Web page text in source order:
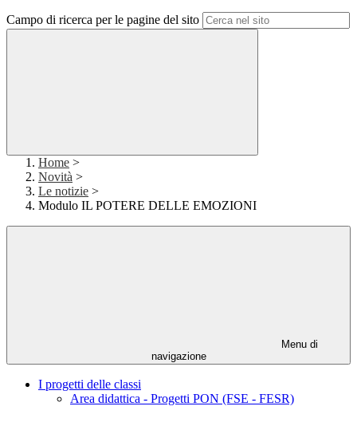
Campo di ricerca per le pagine del sito
Home >
Novità >
Le notizie >
Modulo IL POTERE DELLE EMOZIONI
Menu di
navigazione
I progetti delle classi
Area didattica - Progetti PON (FSE - FESR)